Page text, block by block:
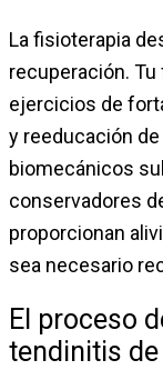
La fisioterapia
recuperación.
ejercicios de
y reeducación
biomecánicos
conservadores
proporcionan
sea necesario
El proceso
tendinitis